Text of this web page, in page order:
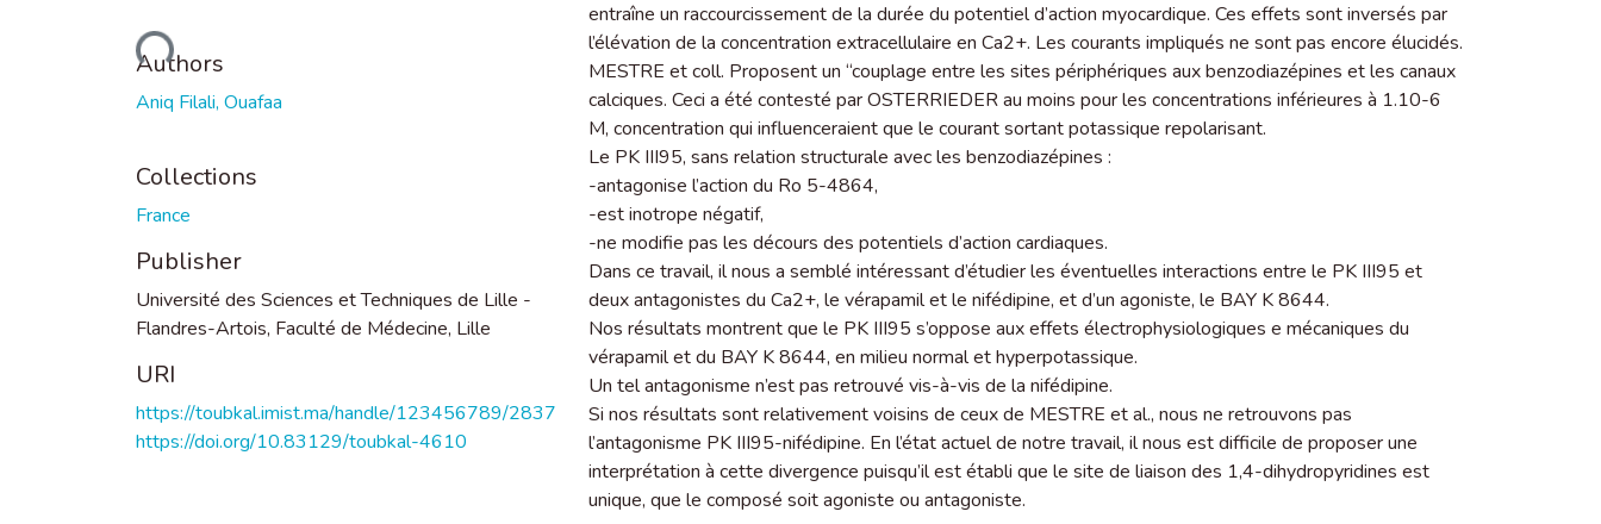
Loading...
Authors
Aniq Filali, Ouafaa
Collections
France
Publisher
Université des Sciences et Techniques de Lille -
Flandres-Artois, Faculté de Médecine, Lille
URI
https://toubkal.imist.ma/handle/123456789/2837
https://doi.org/10.83129/toubkal-4610
entraîne un raccourcissement de la durée du potentiel d’action myocardique. Ces effets sont inversés par
l’élévation de la concentration extracellulaire en Ca2+. Les courants impliqués ne sont pas encore élucidés.
MESTRE et coll. Proposent un “couplage entre les sites périphériques aux benzodiazépines et les canaux
calciques. Ceci a été contesté par OSTERRIEDER au moins pour les concentrations inférieures à 1.10-6
M, concentration qui influenceraient que le courant sortant potassique repolarisant.
Le PK III95, sans relation structurale avec les benzodiazépines :
-antagonise l’action du Ro 5-4864,
-est inotrope négatif,
-ne modifie pas les décours des potentiels d’action cardiaques.
Dans ce travail, il nous a semblé intéressant d’étudier les éventuelles interactions entre le PK III95 et
deux antagonistes du Ca2+, le vérapamil et le nifédipine, et d’un agoniste, le BAY K 8644.
Nos résultats montrent que le PK III95 s’oppose aux effets électrophysiologiques e mécaniques du
vérapamil et du BAY K 8644, en milieu normal et hyperpotassique.
Un tel antagonisme n’est pas retrouvé vis-à-vis de la nifédipine.
Si nos résultats sont relativement voisins de ceux de MESTRE et al., nous ne retrouvons pas
l’antagonisme PK III95-nifédipine. En l’état actuel de notre travail, il nous est difficile de proposer une
interprétation à cette divergence puisqu’il est établi que le site de liaison des 1,4-dihydropyridines est
unique, que le composé soit agoniste ou antagoniste.